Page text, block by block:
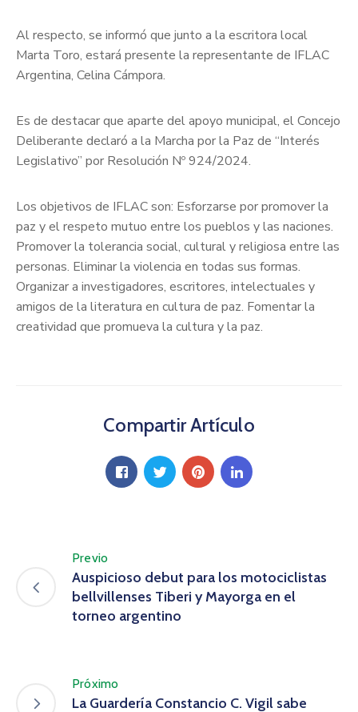
Al respecto, se informó que junto a la escritora local
Marta Toro, estará presente la representante de IFLAC
Argentina, Celina Cámpora.
Es de destacar que aparte del apoyo municipal, el Concejo
Deliberante declaró a la Marcha por la Paz de “Interés
Legislativo” por Resolución Nº 924/2024.
Los objetivos de IFLAC son: Esforzarse por promover la
paz y el respeto mutuo entre los pueblos y las naciones.
Promover la tolerancia social, cultural y religiosa entre las
personas. Eliminar la violencia en todas sus formas.
Organizar a investigadores, escritores, intelectuales y
amigos de la literatura en cultura de paz. Fomentar la
creatividad que promueva la cultura y la paz.
Compartir Artículo
Previo
Auspicioso debut para los motociclistas
bellvillenses Tiberi y Mayorga en el
torneo argentino
Próximo
La Guardería Constancio C. Vigil sabe